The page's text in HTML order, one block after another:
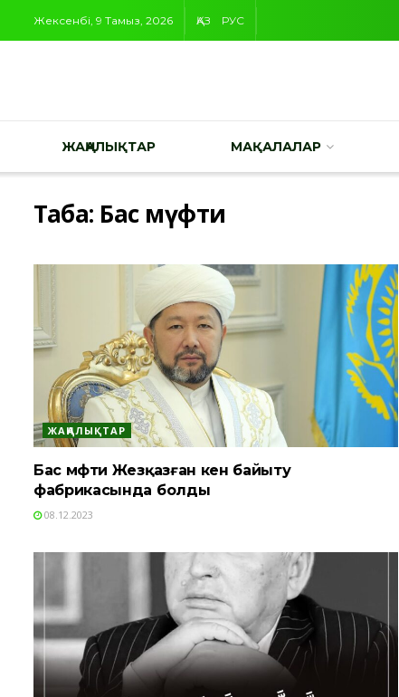
Жексенбі, 9 Тамыз, 2026 ҚАЗ РУС
ЖАҢАЛЫҚТАР МАҚАЛАЛАР
Таңба: Бас мүфти
ЖАҢАЛЫҚТАР
Бас мүфти Жезқазған кен байыту
фабрикасында болды
08.12.2023